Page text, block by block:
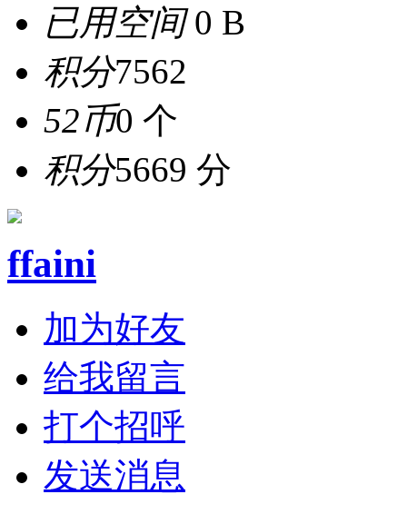
已用空间0 B
积分7562
52币0 个
积分5669 分
ffaini
加为好友
给我留言
打个招呼
发送消息